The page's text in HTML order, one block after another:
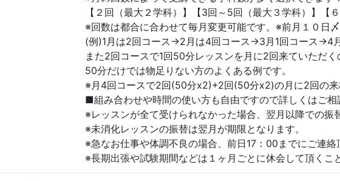
【２回（最大２学科）】【3回～5回（最大３学科）】【
※回数は都合に合わせて毎月変更可能です。※前月１０日〆
(例)1月は2回コース→2月は4回コース→3月1回コース→4
また2回コースで1回50分レッスンを月に2回来ていただ
50分だけでは物足りない方のよくある例です。
※月4回コースで2回(50分x2)+2回(50分x2)の月に2回の来
■組み合わせや時間の使い方も自由ですので詳しくはご相
※レッスンが全て受けられなかった場合、翌月以降での振
※未消化レッスンの振替は翌月が期限となります。
※急なお仕事や体調不良の場合、前日17：00までにご連絡
※長期出張や試験期間などは１ヶ月ごとに休会して頂くこ